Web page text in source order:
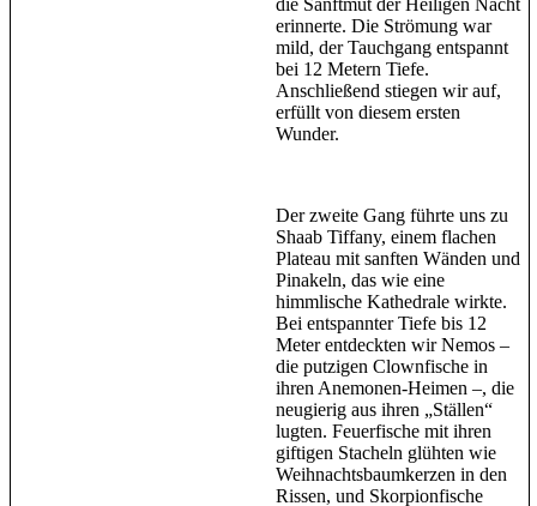
erinnerte. Die Strömung war
mild, der Tauchgang entspannt
bei 12 Metern Tiefe.
Anschließend stiegen wir auf,
erfüllt von diesem ersten
Wunder.
Der zweite Gang führte uns zu
Shaab Tiffany, einem flachen
Plateau mit sanften Wänden und
Pinakeln, das wie eine
himmlische Kathedrale wirkte.
Bei entspannter Tiefe bis 12
Meter entdeckten wir Nemos –
die putzigen Clownfische in
ihren Anemonen-Heimen –, die
neugierig aus ihren „Ställen“
lugten. Feuerfische mit ihren
giftigen Stacheln glühten wie
Weihnachtsbaumkerzen in den
Rissen, und Skorpionfische